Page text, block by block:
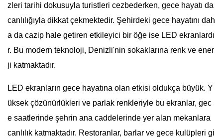
zleri tarihi dokusuyla turistleri cezbederken, gece hayatı da
canlılığıyla dikkat çekmektedir. Şehirdeki gece hayatını dah
a da cazip hale getiren etkileyici bir öğe ise LED ekranlardı
r. Bu modern teknoloji, Denizli'nin sokaklarına renk ve ener
ji katmaktadır.
LED ekranların gece hayatına olan etkisi oldukça büyük. Y
üksek çözünürlükleri ve parlak renkleriyle bu ekranlar, gec
e saatlerinde şehrin ana caddelerinde yer alan mekanlara
canlılık katmaktadır. Restoranlar, barlar ve gece kulüpleri gi